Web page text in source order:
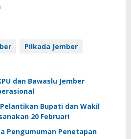
Pilkada Jember
dan Bawaslu Jember
Pelantikan Bupati dan Wakil
20 Februari
Pengumuman Penetapan